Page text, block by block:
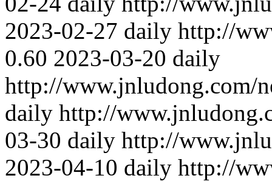
2023-02-27 daily http://
0.60 2023-03-20 daily
http://www.jnludong.com/
daily http://
03-30 daily http://
2023-04-10 daily http://